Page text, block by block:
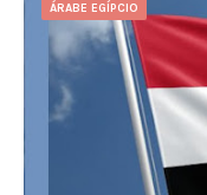
ÁRABE EGÍPCIO